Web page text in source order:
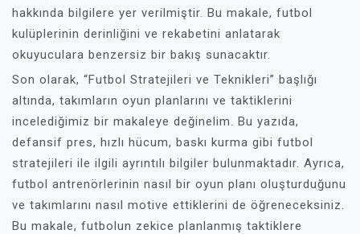
hakkında bilgilere yer verilmiştir. Bu makale, futbol
kulüplerinin derinliğini ve rekabetini anlatarak
okuyuculara benzersiz bir bakış sunacaktır.
Son olarak, “Futbol Stratejileri ve Teknikleri” başlığı
altında, takımların oyun planlarını ve taktiklerini
incelediğimiz bir makaleye değinelim. Bu yazıda,
defansif pres, hızlı hücum, baskı kurma gibi futbol
stratejileri ile ilgili ayrıntılı bilgiler bulunmaktadır. Ayrıca,
futbol antrenörlerinin nasıl bir oyun planı oluşturduğunu
ve takımlarını nasıl motive ettiklerini de öğreneceksiniz.
Bu makale, futbolun zekice planlanmış taktiklere